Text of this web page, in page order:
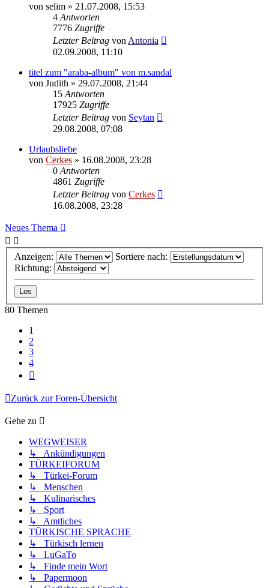
von selim » 21.07.2008, 15:53
4 Antworten
7776 Zugriffe
Letzter Beitrag von Antonia
02.09.2008, 11:10
titel zum "araba-album" von m.sandal
von Judith » 29.07.2008, 21:44
15 Antworten
17925 Zugriffe
Letzter Beitrag von Seytan
29.08.2008, 07:08
Urlaubsliebe
von Cerkes » 16.08.2008, 23:28
0 Antworten
4861 Zugriffe
Letzter Beitrag von Cerkes
16.08.2008, 23:28
Neues Thema
Anzeigen:
Sortiere nach:
Richtung:
80 Themen
1
2
3
4
Zurück zur Foren-Übersicht
Gehe zu
WEGWEISER
↳ Ankündigungen
TÜRKEIFORUM
↳ Türkei-Forum
↳ Menschen
↳ Kulinarisches
↳ Sport
↳ Amtliches
TÜRKISCHE SPRACHE
↳ Türkisch lernen
↳ LuGaTo
↳ Finde mein Wort
↳ Papermoon